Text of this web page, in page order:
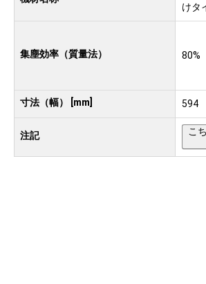
けタ
集塵効率（質量法） 80%
寸法（幅） [mm] 594
注記
こ